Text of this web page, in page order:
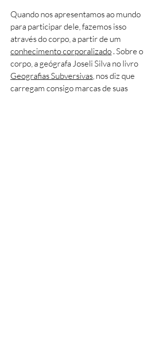
Quando nos apresentamos ao mundo
para participar dele, fazemos isso
através do corpo, a partir de um
conhecimento corporalizado. Sobre o
corpo, a geógrafa Joseli Silva no livro
Geografias Subversivas , nos diz que
carregam consigo marcas de suas